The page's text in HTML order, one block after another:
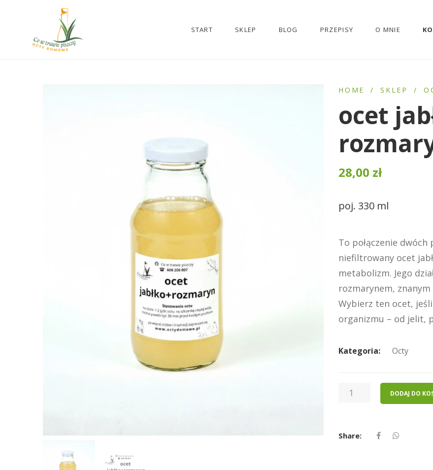
START SKLEP BLOG PRZEPISY O MNIE
HOME / SKLEP /
ocet
28,00 zł
poj. 330 ml
To połączenie dwóch
niefiltrowany ocet
metabolizm. Jego
rozmarynem,
Wybierz ten ocet,
organizmu – od jelit,
Kategoria: Octy
ILOŚĆ
ROZMARYNEM
DODAJ DO
Share: